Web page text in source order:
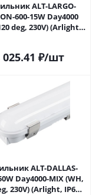
ALT-LARGO-
600-15W Day4000
deg, 230V) (Arlight,
025.41 ₽/шт
ALT-DALLAS-
Day4000-MIX (WH,
230V) (Arlight, IP66